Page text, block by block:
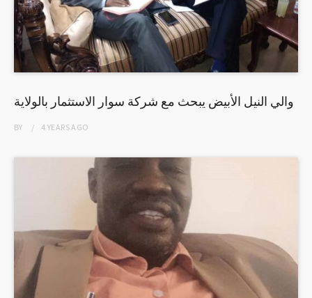
والي النيل الأبيض يبحث مع شركة سوار الاستثمار بالولاية
BY 4 YEARSAGO